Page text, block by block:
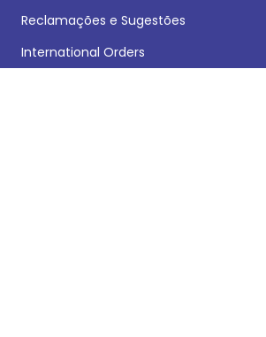
Reclamações e Sugestões
International Orders